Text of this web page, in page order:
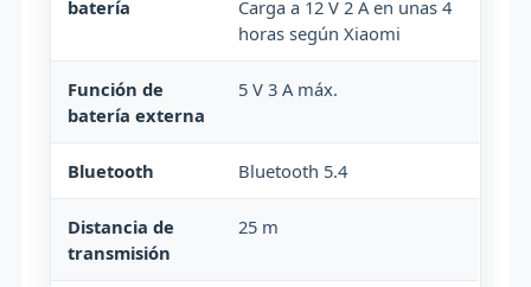
batería
Carga a 12 V 2 A en unas 4
horas según Xiaomi
Función de
batería externa
5 V 3 A máx.
Bluetooth Bluetooth 5.4
Distancia de
transmisión
25 m